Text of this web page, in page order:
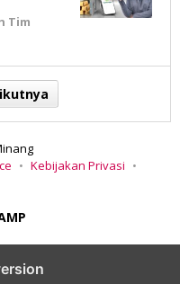
Tim
Kebijakan Privasi